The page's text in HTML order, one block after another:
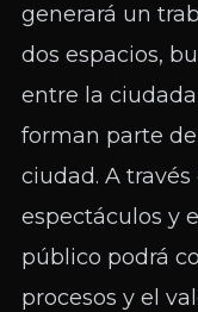
generará un
dos espacios,
entre la
forman parte
ciudad. A
espectáculos y
público podrá
procesos y el